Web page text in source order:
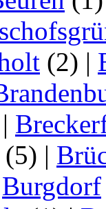
(2) |
|
(5) |
Burgdorf